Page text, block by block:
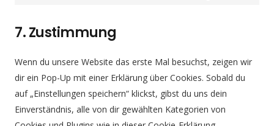
7. Zustimmung
Wenn du unsere Website das erste Mal besuchst, zeigen wir
dir ein Pop-Up mit einer Erklärung über Cookies. Sobald du
auf „Einstellungen speichern“ klickst, gibst du uns dein
Einverständnis, alle von dir gewählten Kategorien von